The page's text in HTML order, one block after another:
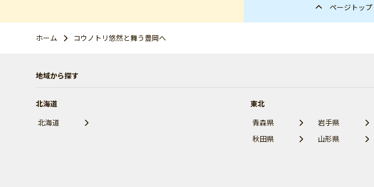
ページトップ
ホーム コウノトリ悠然と舞う豊岡へ
地域から探す
北海道
北海道
東北
青森県
岩手県
秋田県
山形県